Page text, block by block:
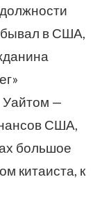
в США,
Уайтом —
США,
большое
китаиста, к